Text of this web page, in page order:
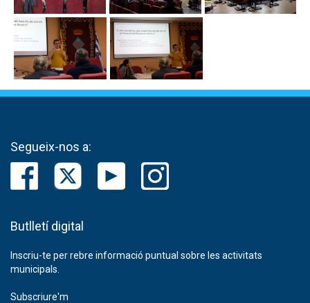
Segueix-nos a:
Butlletí digital
Inscriu-te per rebre informació puntual sobre les activitats
municipals.
Subscriure'm